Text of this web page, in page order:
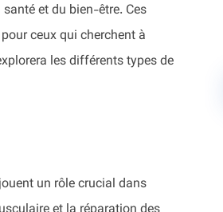
et du bien-être. Ces
ceux qui cherchent à
les différents types de
un rôle crucial dans